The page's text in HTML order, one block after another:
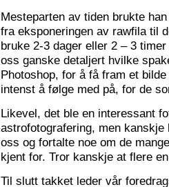
Mesteparten av tiden brukte
fra eksponeringen av rawfila til
bruke 2-3 dager eller 2 – 3
oss ganske detaljert hvilke
Photoshop, for å få fram et
intenst å følge med på, for de
Likevel, det ble en interessant
astrofotografering, men
oss og fortalte noe om de
kjent for. Tror kanskje at flere
Til slutt takket leder vår